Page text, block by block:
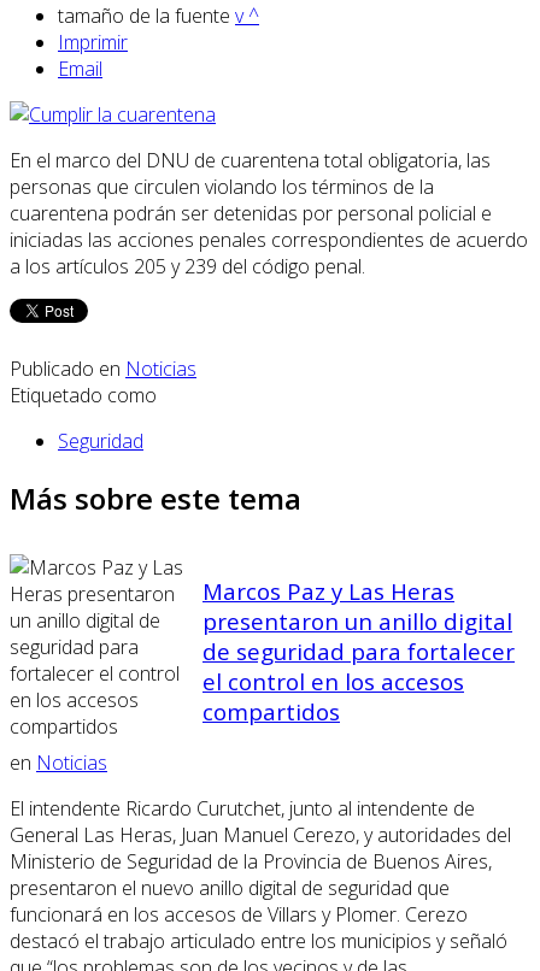
tamaño de la fuente v^
Imprimir
Email
En el marco del DNU de cuarentena total obligatoria, las
personas que circulen violando los términos de la
cuarentena podrán ser detenidas por personal policial e
iniciadas las acciones penales correspondientes de acuerdo
a los artículos 205 y 239 del código penal.
Publicado en Noticias
Etiquetado como
Seguridad
Más sobre este tema
Marcos Paz y Las Heras
presentaron un anillo digital
de seguridad para fortalecer
el control en los accesos
compartidos
en Noticias
El intendente Ricardo Curutchet, junto al intendente de
General Las Heras, Juan Manuel Cerezo, y autoridades del
Ministerio de Seguridad de la Provincia de Buenos Aires,
presentaron el nuevo anillo digital de seguridad que
funcionará en los accesos de Villars y Plomer. Cerezo
destacó el trabajo articulado entre los municipios y señaló